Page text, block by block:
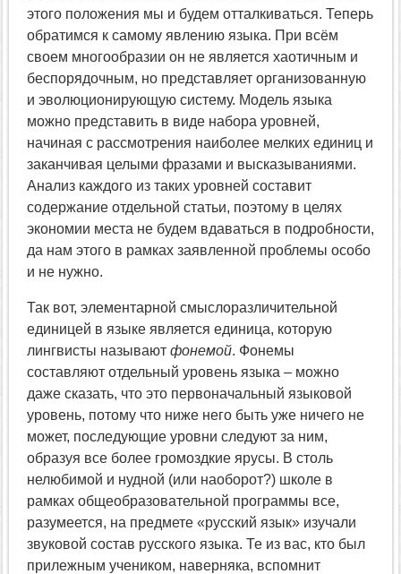
этого положения мы и будем отталкиваться. Теперь
обратимся к самому явлению языка. При всём
своем многообразии он не является хаотичным и
беспорядочным, но представляет организованную
и эволюционирующую систему. Модель языка
можно представить в виде набора уровней,
начиная с рассмотрения наиболее мелких единиц и
заканчивая целыми фразами и высказываниями.
Анализ каждого из таких уровней составит
содержание отдельной статьи, поэтому в целях
экономии места не будем вдаваться в подробности,
да нам этого в рамках заявленной проблемы особо
и не нужно.
Так вот, элементарной смыслоразличительной
единицей в языке является единица, которую
лингвисты называют фонемой. Фонемы
составляют отдельный уровень языка – можно
даже сказать, что это первоначальный языковой
уровень, потому что ниже него быть уже ничего не
может, последующие уровни следуют за ним,
образуя все более громоздкие ярусы. В столь
нелюбимой и нудной (или наоборот?) школе в
рамках общеобразовательной программы все,
разумеется, на предмете «русский язык» изучали
звуковой состав русского языка. Те из вас, кто был
прилежным учеником, наверняка, вспомнит